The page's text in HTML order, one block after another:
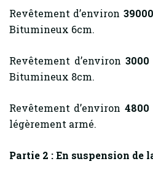
Revêtement d’environ
Bitumineux 6cm.
Revêtement d’environ 3000
Bitumineux 8cm.
Revêtement d’environ 4800
légèrement armé.
Partie 2 : En suspension de